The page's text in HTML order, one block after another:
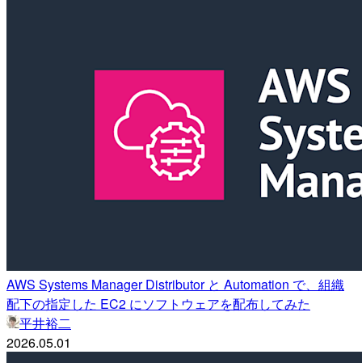
AWS Systems Manager Distributor と Automation で、組織
配下の指定した EC2 にソフトウェアを配布してみた
平井裕二
2026.05.01